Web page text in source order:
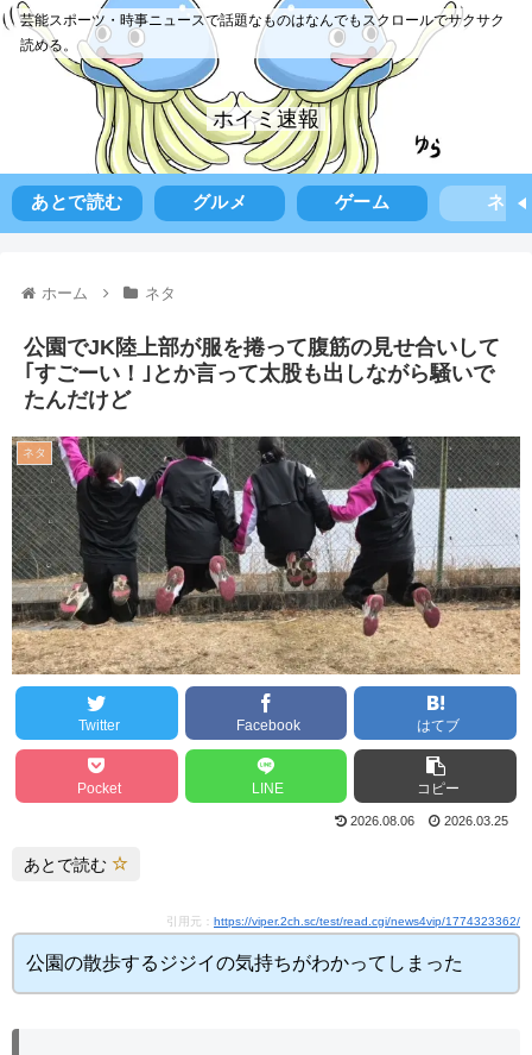
芸能スポーツ・時事ニュースで話題なものはなんでもスクロールでサクサク
読める。
ホイミ速報
あとで読む グルメ ゲーム ネタ
ホーム ネタ
公園でJK陸上部が服を捲って腹筋の見せ合いして
｢すごーい！｣とか言って太股も出しながら騒いで
たんだけど
ネタ
Twitter Facebook はてブ
Pocket LINE コピー
2026.08.06 2026.03.25
あとで読む
引用元： https://viper.2ch.sc/test/read.cgi/news4vip/1774323362/
公園の散歩するジジイの気持ちがわかってしまった